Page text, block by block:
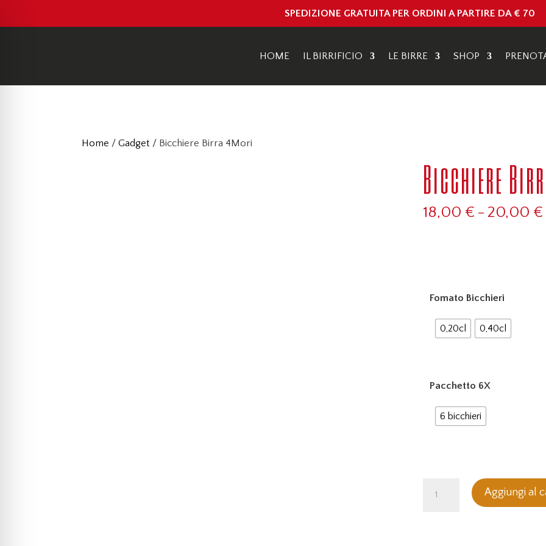
SPEDIZIONE GRATUITA PER ORDINI A PARTIRE DA € 70
HOME IL BIRRIFICIO LE BIRRE SHOP
Home /Gadget / Bicchiere Birra 4Mori
Bicchiere
18,00 € - 20,00 €
Fomato Bicchieri
0,20cl 0,40cl
Pacchetto 6X
6 bicchieri
Aggiungi al